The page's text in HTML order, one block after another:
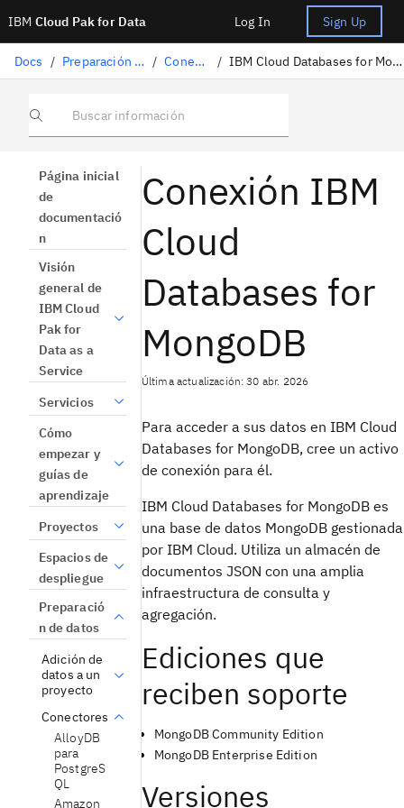
IBM Cloud Pak for Data Log In Sign Up
Docs / Preparación de datos / Conectores / IBM Cloud Databases for MongoDB conexión
Buscar información
Página inicial
de
documentació
n
Visión
general de
IBM Cloud
Pak for
Data as a
Service
Servicios
Cómo
empezar y
guías de
aprendizaje
Proyectos
Espacios de
despliegue
Preparació
n de datos
Adición de
datos a un
proyecto
Conectores
AlloyDB
para
PostgreS
QL
Amazon
Conexión IBM
Cloud
Databases for
MongoDB
Última actualización: 30 abr. 2026
Para acceder a sus datos en IBM Cloud
Databases for MongoDB, cree un activo
de conexión para él.
IBM Cloud Databases for MongoDB es
una base de datos MongoDB gestionada
por IBM Cloud. Utiliza un almacén de
documentos JSON con una amplia
infraestructura de consulta y
agregación.
Ediciones que
reciben soporte
MongoDB Community Edition
MongoDB Enterprise Edition
Versiones